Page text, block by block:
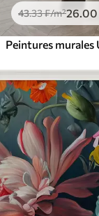
43.33₣/m²26.00